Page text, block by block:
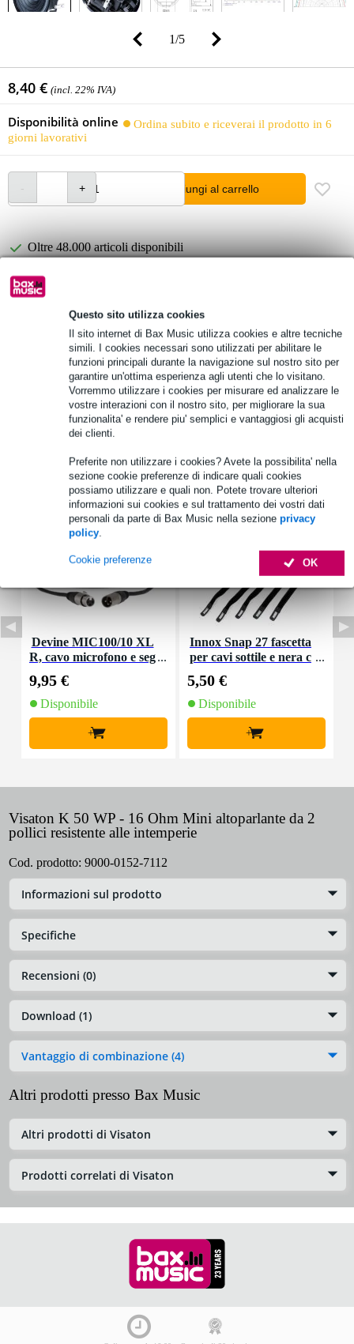
Questo sito utilizza cookies
Il sito internet di Bax Music utilizza cookies e altre tecniche
simili. I cookies necessari sono utilizzati per abilitare le
funzioni principali durante la navigazione sul nostro sito per
garantire un'ottima esperienza agli utenti che lo visitano.
Vorremmo utilizzare i cookies per misurare ed analizzare le
vostre interazioni con il nostro sito, per migliorare la sua
funzionalita' e rendere piu' semplici e vantaggiosi gli acquisti
dei clienti.
Preferite non utilizzare i cookies? Avete la possibilita' nella
sezione cookie preferenze di indicare quali cookies
possiamo utilizzare e quali non. Potete trovare ulteriori
informazioni sui cookies e sul trattamento dei vostri dati
personali da parte di Bax Music nella sezione privacy
policy.
OK
Cookie preferenze
1/5
8,40 € (incl. 22% IVA)
Disponibilità online
Ordina subito e riceverai il prodotto in 6
giorni lavorativi
Aggiungi al carrello
Oltre 48.000 articoli disponibili
1.250 marchi leader
Informazioni sul prodotto
numero di unità: 1
tipo: altoparlante in miniatura
Serie/Modello: Visaton K 50 WP
Specifiche complete
Accessori (7)
Devine MIC100/10 XL
R, cavo microfono e seg
9,95 €
Disponibile
+
Innox Snap 27 fascetta
per cavi sottile e nera c
(10 pezzi)
5,50 €
Disponibile
+
Visaton K 50 WP - 16 Ohm Mini altoparlante da 2
pollici resistente alle intemperie
Cod. prodotto: 9000-0152-7112
Informazioni sul prodotto
Specifiche
Recensioni (0)
Download (1)
Vantaggio di combinazione (4)
Altri prodotti presso Bax Music
Altri prodotti di Visaton
Prodotti correlati di Visaton